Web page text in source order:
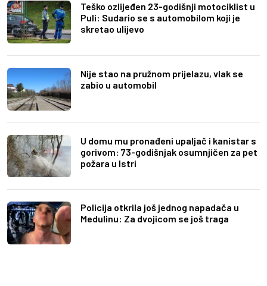
Teško ozlijeđen 23-godišnji motociklist u
Puli: Sudario se s automobilom koji je
skretao ulijevo
Nije stao na pružnom prijelazu, vlak se
zabio u automobil
U domu mu pronađeni upaljač i kanistar s
gorivom: 73-godišnjak osumnjičen za pet
požara u Istri
Policija otkrila još jednog napadača u
Medulinu: Za dvojicom se još traga